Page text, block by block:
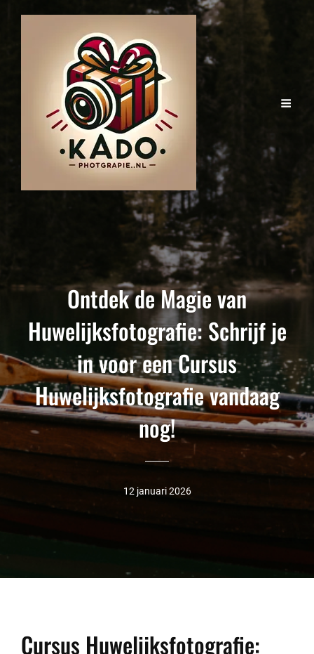
Ontdek de Magie van
Huwelijksfotografie: Schrijf je
in voor een Cursus
Huwelijksfotografie vandaag
nog!
12 januari 2026
Cursus Huwelijksfotografie: